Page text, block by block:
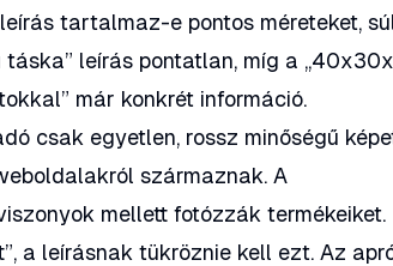
tartalmaz-e pontos méreteket,
leírás pontatlan, míg a
már konkrét információ.
csak egyetlen, rossz minőségű
származnak. A
mellett fotózzák termékeiket.
a leírásnak tükröznie kell ezt. Az